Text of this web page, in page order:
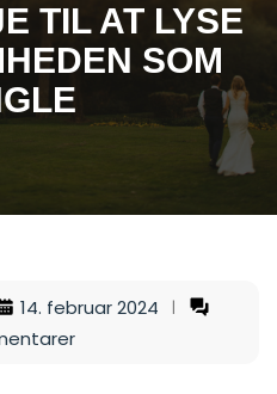
TIL AT LYSE
SOM
14. februar 2024